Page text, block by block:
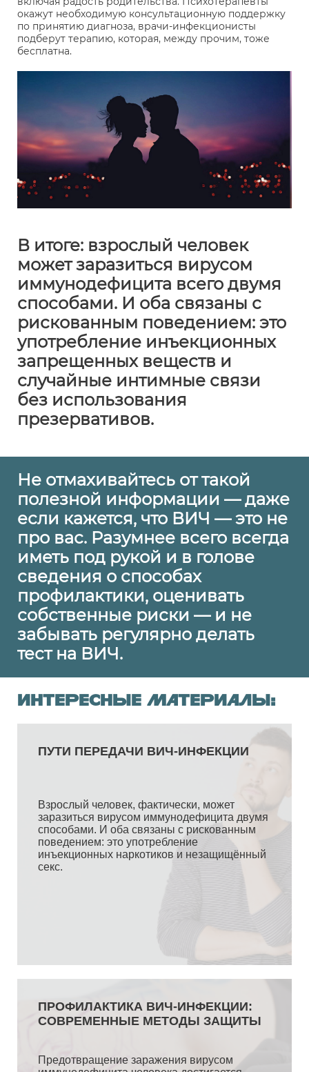
окажут необходимую консультационную поддержку
по принятию диагноза, врачи-инфекционисты
подберут терапию, которая, между прочим, тоже
бесплатна.
В итоге: взрослый человек
может заразиться вирусом
иммунодефицита всего двумя
способами. И оба связаны с
рискованным поведением: это
употребление инъекционных
запрещенных веществ и
случайные интимные связи
без использования
презервативов.
Не отмахивайтесь от такой
полезной информации — даже
если кажется, что ВИЧ — это не
про вас. Разумнее всего всегда
иметь под рукой и в голове
сведения о способах
профилактики, оценивать
собственные риски — и не
забывать регулярно делать
тест на ВИЧ.
Интересные материалы: